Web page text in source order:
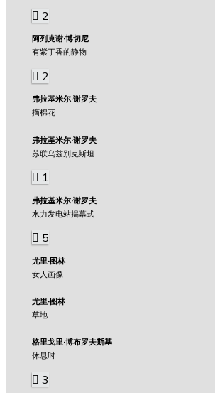
2
阿列克谢·博切尼
有紫丁香的静物
2
弗拉基米尔·谢罗夫
摘棉花
弗拉基米尔·谢罗夫
苏联乌兹别克斯坦
1
弗拉基米尔·谢罗夫
水力发电站揭幕式
5
尤里·图林
女人画像
尤里·图林
草地
格里戈里·博布罗夫斯基
休息时
3